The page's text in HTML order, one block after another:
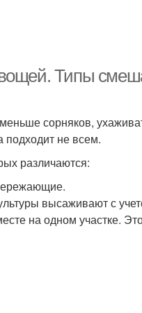
Типы
сорняков,
подходит не всем.
различаются:
высаживают с
на одном участке.